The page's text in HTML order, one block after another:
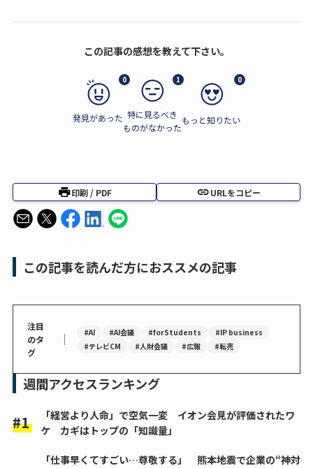
この記事の感想を教えて下さい。
0
発見があった
1
特に見るべき
ものがなかった
0
もっと知りたい
印刷 / PDF URLをコピー
この記事を読んだ方におススメの記事
注目
のタ
グ
｜ #AI #AI会議 #forStudents
#IP business
#テレビCM
#人財会議 #広報 #転売
週間アクセスランキング
「経営より人命」で空気一変 イオン会見が評価されたワ
ケ カギはトップの「知識量」
「仕事早くてすごい…尊敬する」 熊本地震で企業の“神対